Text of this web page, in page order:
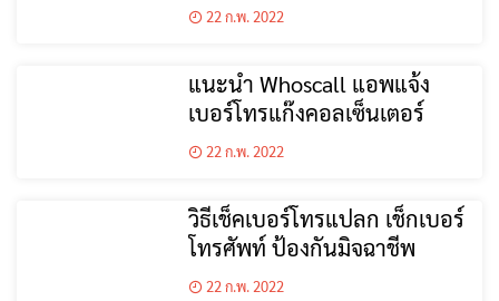
22 ก.พ. 2022
แนะนำ Whoscall แอพแจ้ง
เบอร์โทรแก๊งคอลเซ็นเตอร์
22 ก.พ. 2022
วิธีเช็คเบอร์โทรแปลก เช็กเบอร์
โทรศัพท์ ป้องกันมิจฉาชีพ
22 ก.พ. 2022